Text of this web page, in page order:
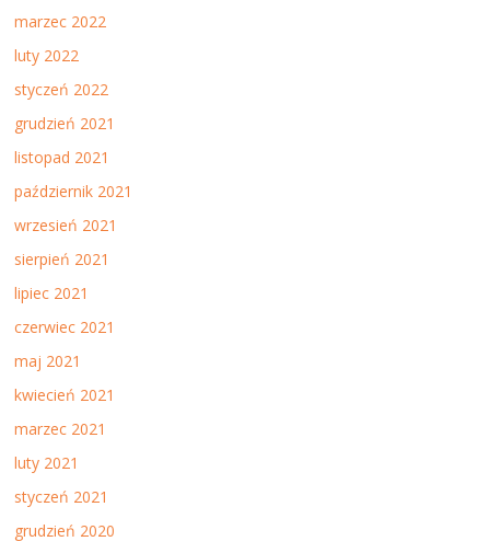
marzec 2022
luty 2022
styczeń 2022
grudzień 2021
listopad 2021
październik 2021
wrzesień 2021
sierpień 2021
lipiec 2021
czerwiec 2021
maj 2021
kwiecień 2021
marzec 2021
luty 2021
styczeń 2021
grudzień 2020